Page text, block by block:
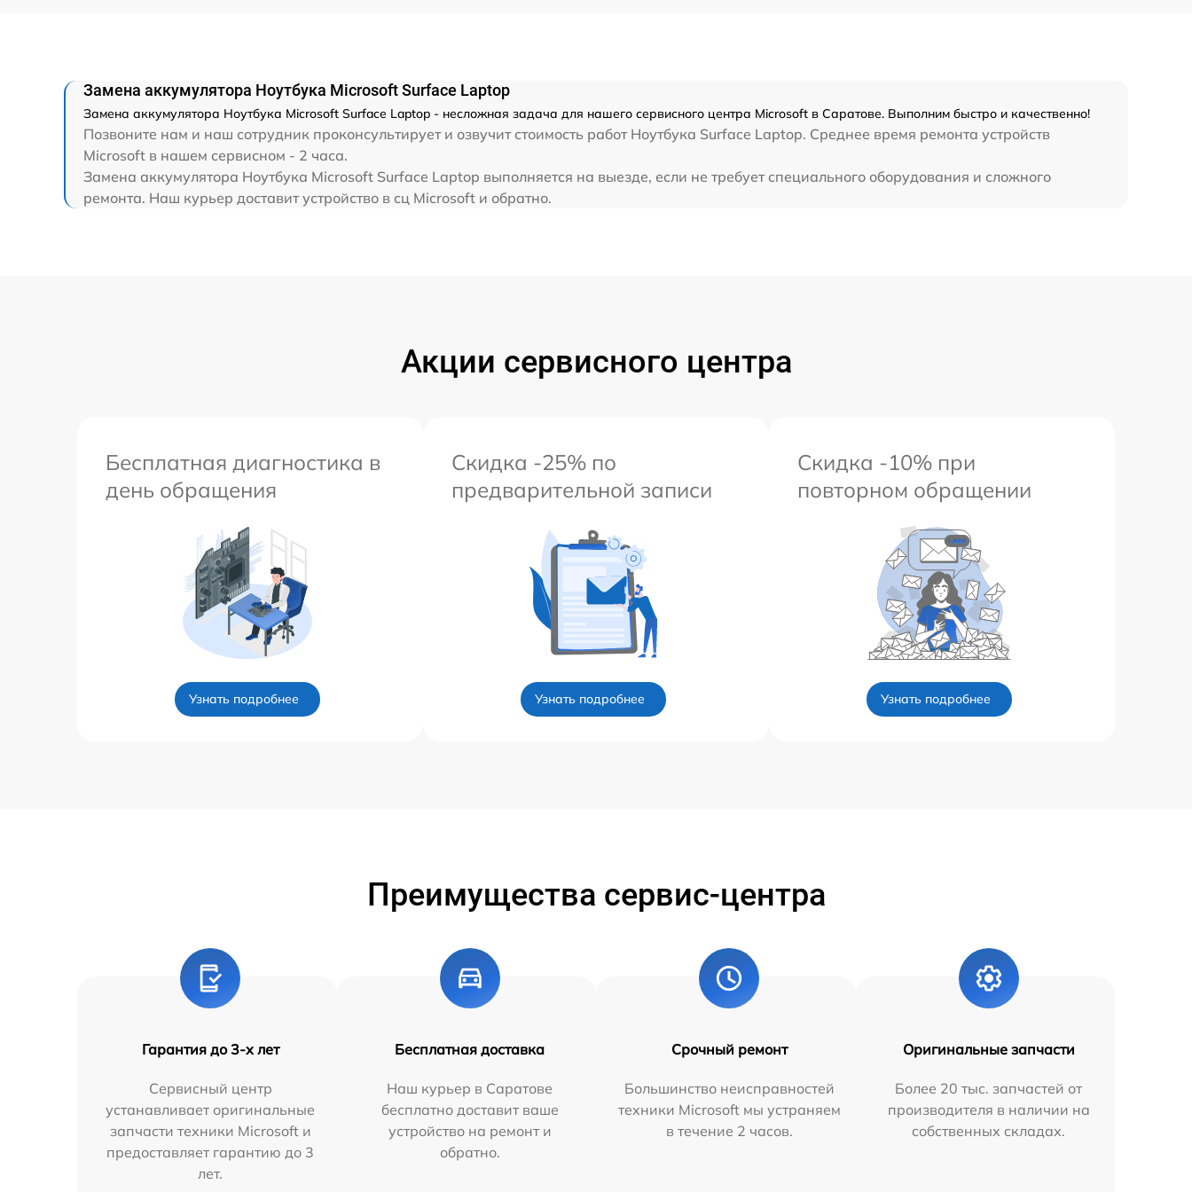
Замена аккумулятора Ноутбука Microsoft Surface Laptop
Замена аккумулятора Ноутбука Microsoft Surface Laptop - несложная задача для нашего сервисного центра Microsoft в Саратове. Выполним быстро и качественно!
Позвоните нам и наш сотрудник проконсультирует и озвучит стоимость работ Ноутбука Surface Laptop. Среднее время ремонта устройств
Microsoft в нашем сервисном - 2 часа.
Замена аккумулятора Ноутбука Microsoft Surface Laptop выполняется на выезде, если не требует специального оборудования и сложного
ремонта. Наш курьер доставит устройство в сц Microsoft и обратно.
Акции сервисного центра
Бесплатная диагностика в
день обращения
Узнать подробнее
Скидка -25% по
предварительной записи
Узнать подробнее
Скидка -10% при
повторном обращении
Узнать подробнее
Преимущества сервис-центра
Гарантия до 3-х лет
Сервисный центр
устанавливает оригинальные
запчасти техники Microsoft и
предоставляет гарантию до 3
лет.
Бесплатная доставка
Наш курьер в Саратове
бесплатно доставит ваше
устройство на ремонт и
обратно.
Срочный ремонт
Большинство неисправностей
техники Microsoft мы устраняем
в течение 2 часов.
Оригинальные запчасти
Более 20 тыс. запчастей от
производителя в наличии на
собственных складах.